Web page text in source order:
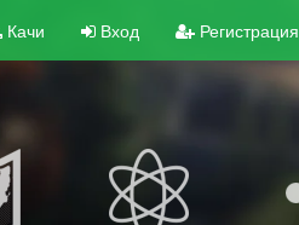
Качи Вход Регистрация